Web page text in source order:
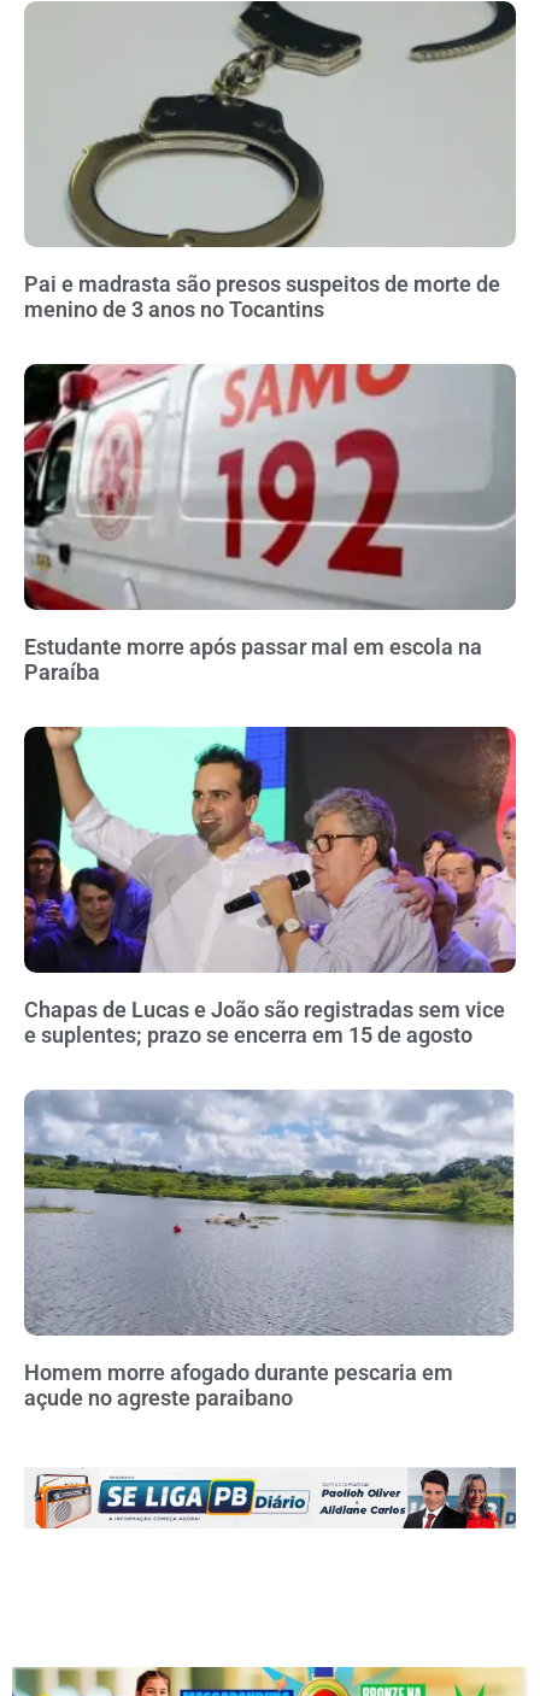
Pai e madrasta são presos suspeitos de morte de
menino de 3 anos no Tocantins
Estudante morre após passar mal em escola na
Paraíba
Chapas de Lucas e João são registradas sem vice
e suplentes; prazo se encerra em 15 de agosto
Homem morre afogado durante pescaria em
açude no agreste paraibano